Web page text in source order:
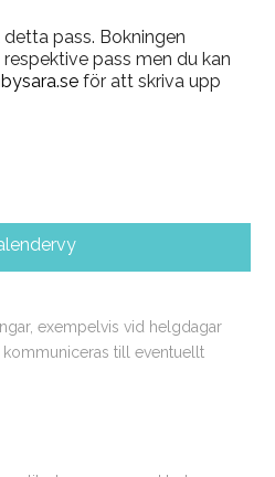
pass. Bokningen
pass men du kan
för att skriva upp
exempelvis vid helgdagar
till eventuellt